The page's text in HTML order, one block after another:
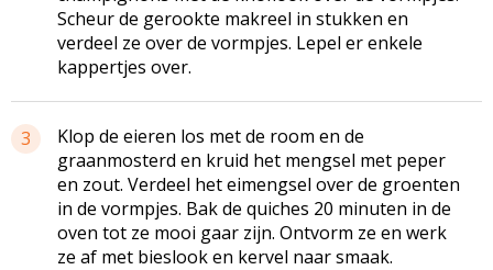
Scheur de gerookte makreel in stukken en
verdeel ze over de vormpjes. Lepel er enkele
kappertjes over.
3
Klop de eieren los met de room en de
graanmosterd en kruid het mengsel met peper
en zout. Verdeel het eimengsel over de groenten
in de vormpjes. Bak de quiches 20 minuten in de
oven tot ze mooi gaar zijn. Ontvorm ze en werk
ze af met bieslook en kervel naar smaak.